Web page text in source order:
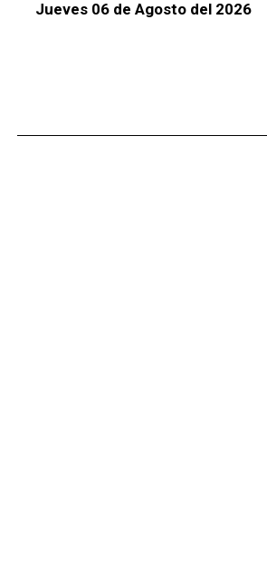
Jueves 06 de Agosto del 2026